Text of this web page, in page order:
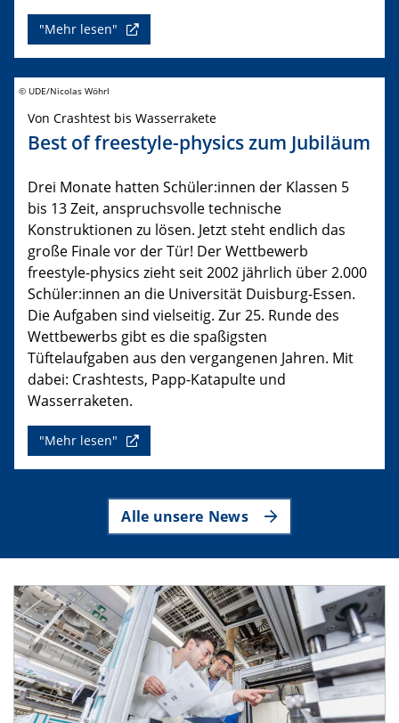
"Mehr lesen"
© UDE/Nicolas Wöhrl
Von Crashtest bis Wasserrakete
Best of freestyle-physics zum Jubiläum
Drei Monate hatten Schüler:innen der Klassen 5
bis 13 Zeit, anspruchsvolle technische
Konstruktionen zu lösen. Jetzt steht endlich das
große Finale vor der Tür! Der Wettbewerb
freestyle-physics zieht seit 2002 jährlich über 2.000
Schüler:innen an die Universität Duisburg-Essen.
Die Aufgaben sind vielseitig. Zur 25. Runde des
Wettbewerbs gibt es die spaßigsten
Tüftelaufgaben aus den vergangenen Jahren. Mit
dabei: Crashtests, Papp-Katapulte und
Wasserraketen.
"Mehr lesen"
Alle unsere News